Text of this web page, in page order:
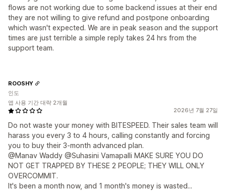
flows are not working due to some backend issues at their end
they are not willing to give refund and postpone onboarding
which wasn't expected. We are in peak season and the support
times are just terrible a simple reply takes 24 hrs from the
support team.
2026년 7월 27일
Do not waste your money with BITESPEED. Their sales team will
harass you every 3 to 4 hours, calling constantly and forcing
you to buy their 3-month advanced plan.
@Manav Waddy @Suhasini Vamapalli MAKE SURE YOU DO
NOT GET TRAPPED BY THESE 2 PEOPLE; THEY WILL ONLY
OVERCOMMIT.
It's been a month now, and 1 month's money is wasted...
ROOSHY
인도
앱 사용 기간 대략 2개월